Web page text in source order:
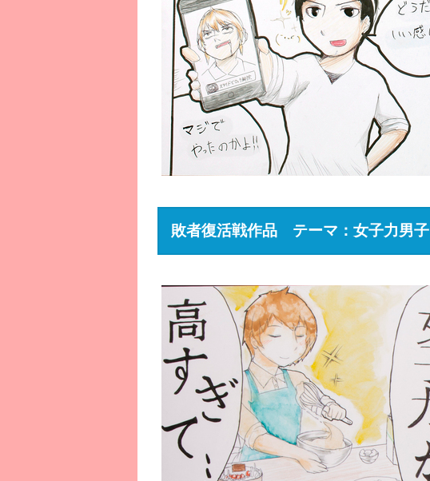
敗者復活戦作品 テーマ：女子力男子